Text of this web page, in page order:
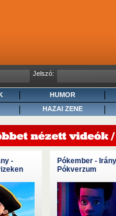
Jelszó:
HUMOR
HAZAI ZENE
-
Pókember -
Pókverzum